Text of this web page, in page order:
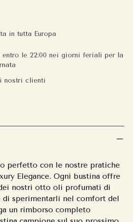
in tutta Europa
entro le 22:00 nei giorni feriali per la
nostri clienti
perfetto con le nostre pratiche
Elegance. Ogni bustina offre
nostri otto oli profumati di
di sperimentarli nel comfort del
un rimborso completo